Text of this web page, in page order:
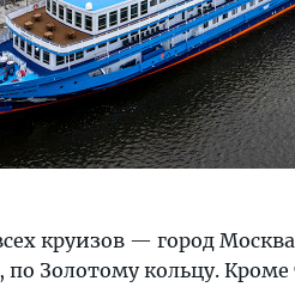
круизов — город
по Золотому кольцу.